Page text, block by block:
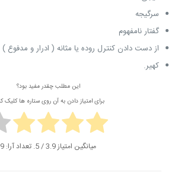
سرگیجه
گفتار نامفهوم
از دست دادن کنترل روده یا مثانه ( ادرار و مدفوع )
کهیر.
این مطلب چقدر مفید بود؟
برای امتیاز دادن به آن روی ستاره ها کلیک
میانگین امتیاز3.9/ 5. تعداد آرا: 9